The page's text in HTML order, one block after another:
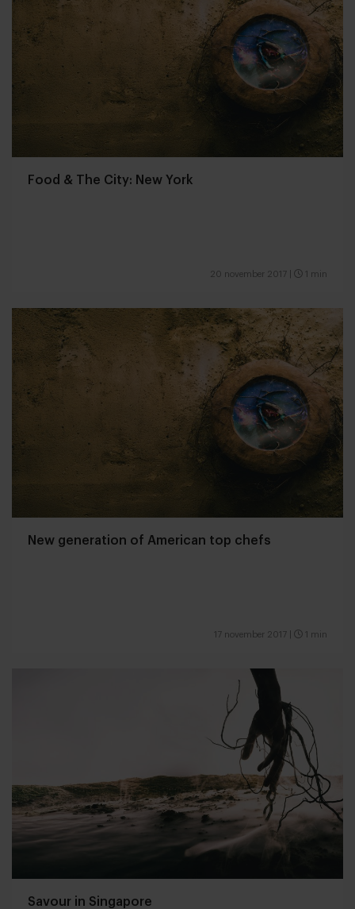
Food & The City: New York
20 november 2017 1 min
New generation of American top chefs
17 november 2017 1 min
Savour in Singapore